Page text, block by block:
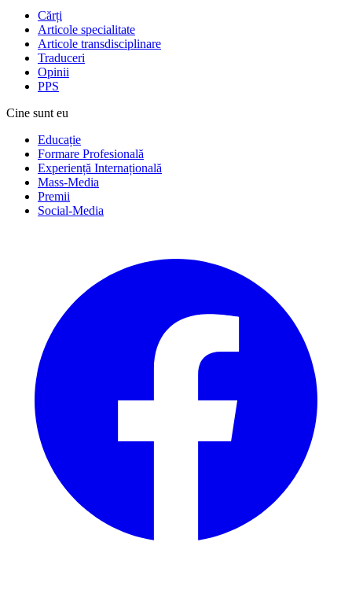
Cărți
Articole specialitate
Articole transdisciplinare
Traduceri
Opinii
PPS
Cine sunt eu
Educație
Formare Profesională
Experiență Internațională
Mass-Media
Premii
Social-Media